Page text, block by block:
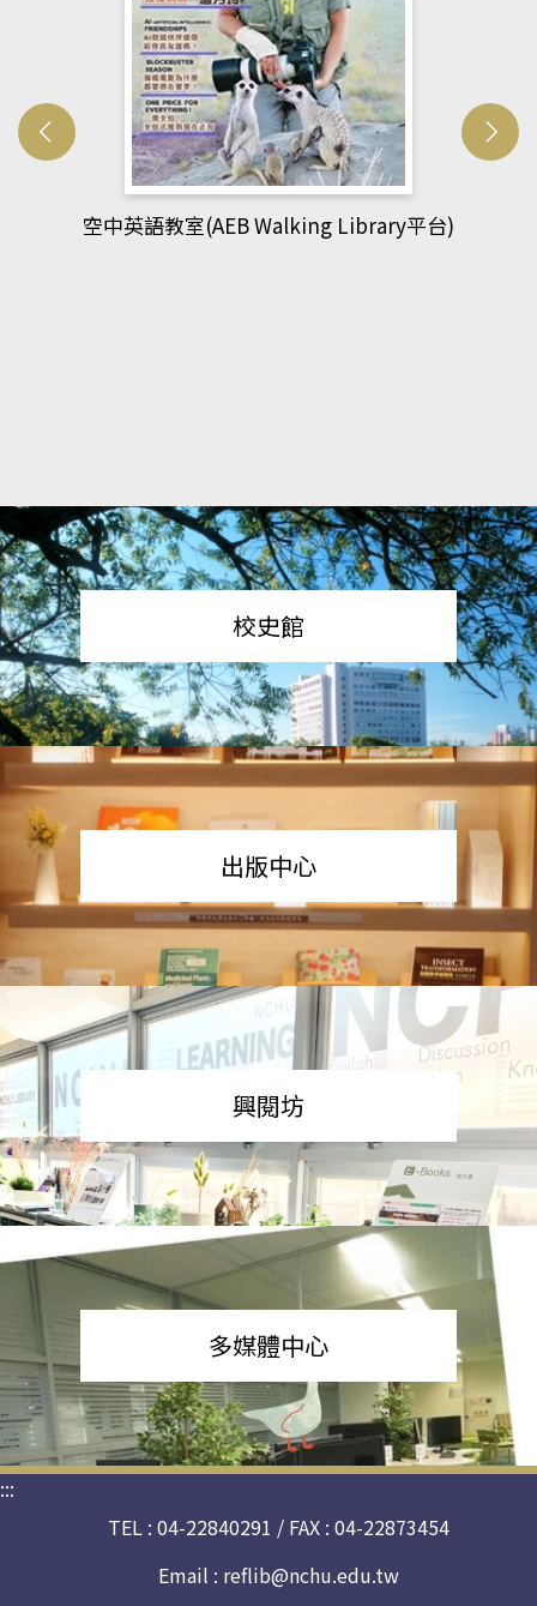
網管人(kono平台)
校史館
出版中心
興閱坊
多媒體中心
:::
TEL : 04-22840291 / FAX : 04-22873454
Email : reflib@nchu.edu.tw